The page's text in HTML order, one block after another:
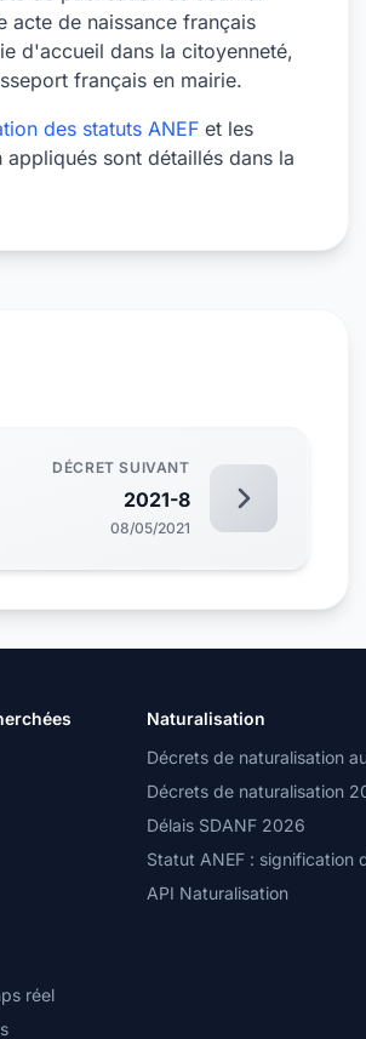
acte de naissance français
d'accueil dans la citoyenneté,
français en mairie.
des statuts ANEF et les
sont détaillés dans la
DÉCRET SUIVANT
2021-8
08/05/2021
réel
Naturalisation
Décrets de naturalisation
Décrets de naturalisation
Délais SDANF 2026
Statut ANEF : signification
API Naturalisation